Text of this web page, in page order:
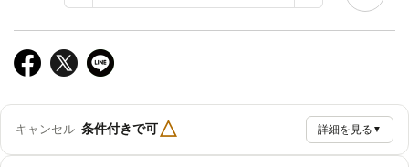
キャンセル 条件付きで可△ 詳細を見る ▼